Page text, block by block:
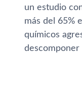
un estudio
más del 65%
químicos
descomponer